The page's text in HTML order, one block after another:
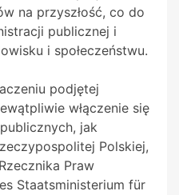
na przyszłość, co do
publicznej i
i społeczeństwu.
podjętej
włączenie się
jak
Polskiej,
Praw
Staatsministerium für